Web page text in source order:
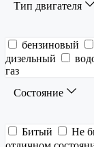
Тип двигателя
бензиновый
дизельный
газ
Состояние
Битый Не